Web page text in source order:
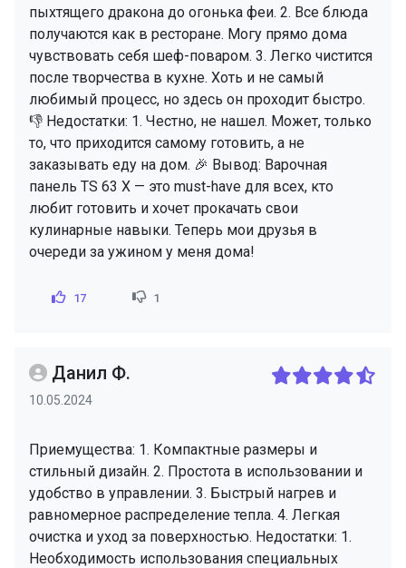
пыхтящего дракона до огонька феи. 2. Все блюда
получаются как в ресторане. Могу прямо дома
чувствовать себя шеф-поваром. 3. Легко чистится
после творчества в кухне. Хоть и не самый
любимый процесс, но здесь он проходит быстро.
👎 Недостатки: 1. Честно, не нашел. Может, только
то, что приходится самому готовить, а не
заказывать еду на дом. 🎉 Вывод: Варочная
панель TS 63 X — это must-have для всех, кто
любит готовить и хочет прокачать свои
кулинарные навыки. Теперь мои друзья в
очереди за ужином у меня дома!
17 1
Данил Ф.
10.05.2024
Приемущества: 1. Компактные размеры и
стильный дизайн. 2. Простота в использовании и
удобство в управлении. 3. Быстрый нагрев и
равномерное распределение тепла. 4. Легкая
очистка и уход за поверхностью. Недостатки: 1.
Необходимость использования специальных